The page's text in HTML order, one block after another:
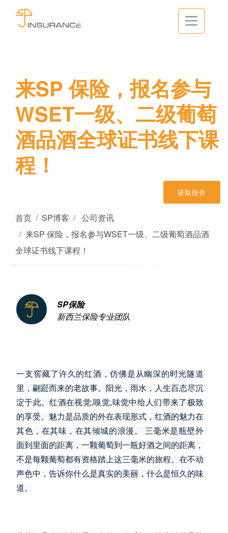
来SP 保险，报名参与
WSET一级、二级葡萄
酒品酒全球证书线下课
程！
获取报价
首页 SP博客
公司资讯
来SP 保险，报名参与WSET一级、二级葡萄酒品酒
全球证书线下课程！
SP保险
新西兰保险专业团队
一支窖藏了许久的红酒，仿佛是从幽深的时光隧道
里，翩跹而来的老故事。阳光，雨水，人生百态尽沉
淀于此。红酒在视觉,嗅觉,味觉中给人们带来了极致
的享受。魅力是品质的外在表现形式，红酒的魅力在
其色，在其味，在其倾城的浪漫。 三毫米是瓶壁外
面到里面的距离，一颗葡萄到一瓶好酒之间的距离，
不是每颗葡萄都有资格踏上这三毫米的旅程。在不动
声色中，告诉你什么是真实的美丽，什么是恒久的味
道。